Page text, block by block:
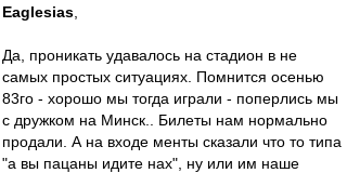
Eaglesias
Да, проникать удавалось на стадион в не
самых простых ситуациях. Помнится осенью
83го - хорошо мы тогда играли - поперлись мы
с дружком на Минск.. Билеты нам нормально
продали. А на входе менты сказали что то типа
"а вы пацаны идите нах", ну или им наше